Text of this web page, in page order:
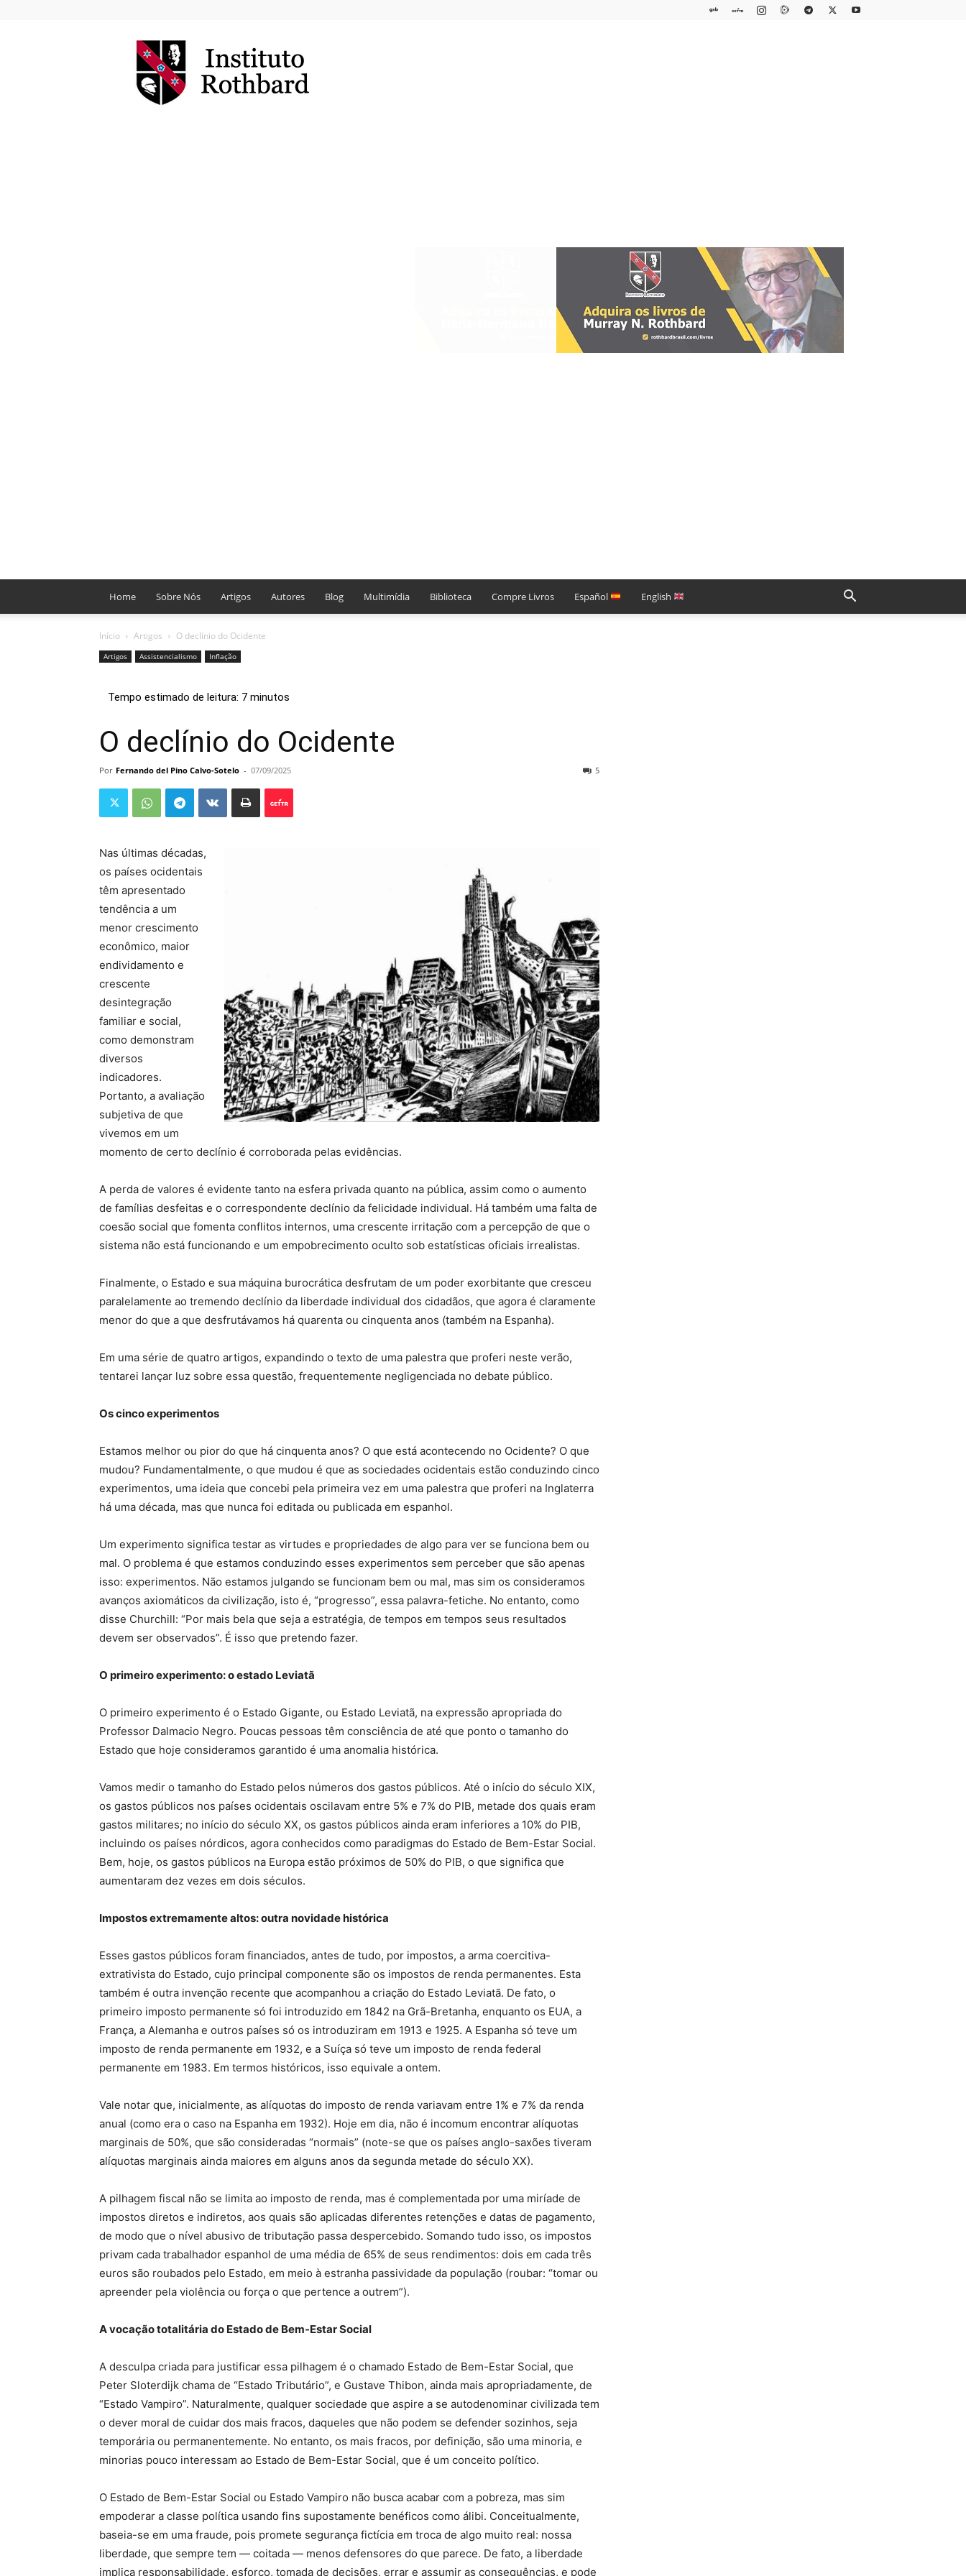
Instituto
Rothbard
Brasil
Home Sobre Nós Artigos Autores Blog Multimídia Biblioteca Compre Livros Español English
Início Artigos O declínio do Ocidente
Artigos Assistencialismo Inflação
O declínio do Ocidente
Por Fernando del Pino Calvo-Sotelo - 07/09/2025 5
Nas últimas décadas,
os países ocidentais
têm apresentado
tendência a um
menor crescimento
econômico, maior
endividamento e
crescente
desintegração
familiar e social,
como demonstram
diversos
indicadores.
Portanto, a avaliação
subjetiva de que
vivemos em um
momento de certo declínio é corroborada pelas evidências.
A perda de valores é evidente tanto na esfera privada quanto na pública, assim como o aumento
de famílias desfeitas e o correspondente declínio da felicidade individual. Há também uma falta de
coesão social que fomenta conflitos internos, uma crescente irritação com a percepção de que o
sistema não está funcionando e um empobrecimento oculto sob estatísticas oficiais irrealistas.
Finalmente, o Estado e sua máquina burocrática desfrutam de um poder exorbitante que cresceu
paralelamente ao tremendo declínio da liberdade individual dos cidadãos, que agora é claramente
menor do que a que desfrutávamos há quarenta ou cinquenta anos (também na Espanha).
Em uma série de quatro artigos, expandindo o texto de uma palestra que proferi neste verão,
tentarei lançar luz sobre essa questão, frequentemente negligenciada no debate público.
Os cinco experimentos
Estamos melhor ou pior do que há cinquenta anos? O que está acontecendo no Ocidente? O que
mudou? Fundamentalmente, o que mudou é que as sociedades ocidentais estão conduzindo cinco
experimentos, uma ideia que concebi pela primeira vez em uma palestra que proferi na Inglaterra
há uma década, mas que nunca foi editada ou publicada em espanhol.
Um experimento significa testar as virtudes e propriedades de algo para ver se funciona bem ou
mal. O problema é que estamos conduzindo esses experimentos sem perceber que são apenas
isso: experimentos. Não estamos julgando se funcionam bem ou mal, mas sim os consideramos
avanços axiomáticos da civilização, isto é, “progresso”, essa palavra-fetiche. No entanto, como
disse Churchill: “Por mais bela que seja a estratégia, de tempos em tempos seus resultados
devem ser observados”. É isso que pretendo fazer.
O primeiro experimento: o estado Leviatã
O primeiro experimento é o Estado Gigante, ou Estado Leviatã, na expressão apropriada do
Professor Dalmacio Negro. Poucas pessoas têm consciência de até que ponto o tamanho do
Estado que hoje consideramos garantido é uma anomalia histórica.
Vamos medir o tamanho do Estado pelos números dos gastos públicos. Até o início do século XIX,
os gastos públicos nos países ocidentais oscilavam entre 5% e 7% do PIB, metade dos quais eram
gastos militares; no início do século XX, os gastos públicos ainda eram inferiores a 10% do PIB,
incluindo os países nórdicos, agora conhecidos como paradigmas do Estado de Bem-Estar Social.
Bem, hoje, os gastos públicos na Europa estão próximos de 50% do PIB, o que significa que
aumentaram dez vezes em dois séculos.
Impostos extremamente altos: outra novidade histórica
Esses gastos públicos foram financiados, antes de tudo, por impostos, a arma coercitiva-
extrativista do Estado, cujo principal componente são os impostos de renda permanentes. Esta
também é outra invenção recente que acompanhou a criação do Estado Leviatã. De fato, o
primeiro imposto permanente só foi introduzido em 1842 na Grã-Bretanha, enquanto os EUA, a
França, a Alemanha e outros países só os introduziram em 1913 e 1925. A Espanha só teve um
imposto de renda permanente em 1932, e a Suíça só teve um imposto de renda federal
permanente em 1983. Em termos históricos, isso equivale a ontem.
Vale notar que, inicialmente, as alíquotas do imposto de renda variavam entre 1% e 7% da renda
anual (como era o caso na Espanha em 1932). Hoje em dia, não é incomum encontrar alíquotas
marginais de 50%, que são consideradas “normais” (note-se que os países anglo-saxões tiveram
alíquotas marginais ainda maiores em alguns anos da segunda metade do século XX).
A pilhagem fiscal não se limita ao imposto de renda, mas é complementada por uma miríade de
impostos diretos e indiretos, aos quais são aplicadas diferentes retenções e datas de pagamento,
de modo que o nível abusivo de tributação passa despercebido. Somando tudo isso, os impostos
privam cada trabalhador espanhol de uma média de 65% de seus rendimentos: dois em cada três
euros são roubados pelo Estado, em meio à estranha passividade da população (roubar: “tomar ou
apreender pela violência ou força o que pertence a outrem”).
A vocação totalitária do Estado de Bem-Estar Social
A desculpa criada para justificar essa pilhagem é o chamado Estado de Bem-Estar Social, que
Peter Sloterdijk chama de “Estado Tributário”, e Gustave Thibon, ainda mais apropriadamente, de
“Estado Vampiro”. Naturalmente, qualquer sociedade que aspire a se autodenominar civilizada tem
o dever moral de cuidar dos mais fracos, daqueles que não podem se defender sozinhos, seja
temporária ou permanentemente. No entanto, os mais fracos, por definição, são uma minoria, e
minorias pouco interessam ao Estado de Bem-Estar Social, que é um conceito político.
O Estado de Bem-Estar Social ou Estado Vampiro não busca acabar com a pobreza, mas sim
empoderar a classe política usando fins supostamente benéficos como álibi. Conceitualmente,
baseia-se em uma fraude, pois promete segurança fictícia em troca de algo muito real: nossa
liberdade, que sempre tem — coitada — menos defensores do que parece. De fato, a liberdade
implica responsabilidade, esforço, tomada de decisões, errar e assumir as consequências, e pode